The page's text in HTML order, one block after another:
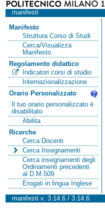
manifesti
Manifesto
Struttura Corso di Studi
Cerca/Visualizza
Manifesto
Regolamento didattico
Indicatori corsi di studio
Internazionalizzazione
Orario Personalizzato
Il tuo orario personalizzato è
disabilitato
Abilita
Ricerche
Cerca Docenti
Cerca Insegnamenti
Cerca insegnamenti degli
Ordinamenti precedenti
al D.M.509
Erogati in lingua Inglese
manifesti v. 3.14.6 / 3.14.6